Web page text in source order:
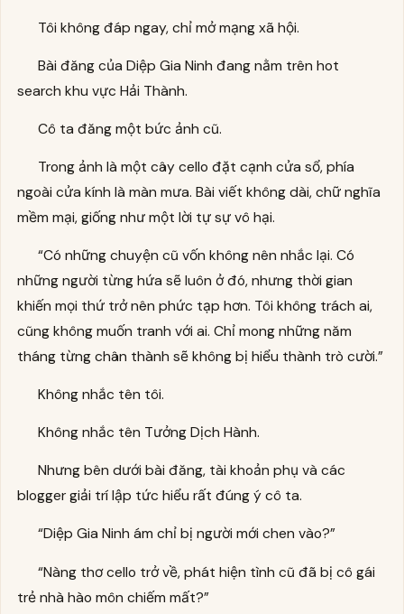
Tôi không đáp ngay, chỉ mở mạng xã hội.
Bài đăng của Diệp Gia Ninh đang nằm trên hot
search khu vực Hải Thành.
Cô ta đăng một bức ảnh cũ.
Trong ảnh là một cây cello đặt cạnh cửa sổ, phía
ngoài cửa kính là màn mưa. Bài viết không dài, chữ nghĩa
mềm mại, giống như một lời tự sự vô hại.
“Có những chuyện cũ vốn không nên nhắc lại. Có
những người từng hứa sẽ luôn ở đó, nhưng thời gian
khiến mọi thứ trở nên phức tạp hơn. Tôi không trách ai,
cũng không muốn tranh với ai. Chỉ mong những năm
tháng từng chân thành sẽ không bị hiểu thành trò cười.”
Không nhắc tên tôi.
Không nhắc tên Tưởng Dịch Hành.
Nhưng bên dưới bài đăng, tài khoản phụ và các
blogger giải trí lập tức hiểu rất đúng ý cô ta.
“Diệp Gia Ninh ám chỉ bị người mới chen vào?”
“Nàng thơ cello trở về, phát hiện tình cũ đã bị cô gái
trẻ nhà hào môn chiếm mất?”